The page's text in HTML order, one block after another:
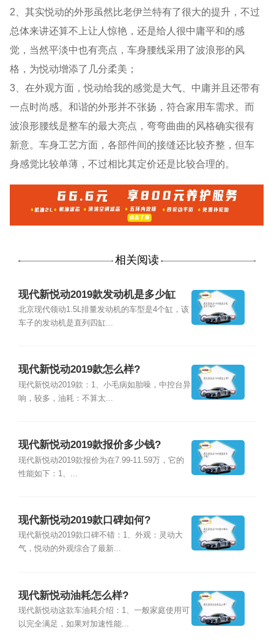
2、其实悦动的外形虽然比老伊兰特有了很大的提升，不过
总体来讲还算不上让人惊艳，还是给人很中庸平和的感
觉，当然平淡中也有亮点，车身腰线采用了波浪形的风
格，为悦动增添了几分柔美；
3、在外观方面，悦动给我的感觉是大气、中庸并且还带有
一点时尚感。和谐的外形并不张扬，符合家用车需求。而
波浪形腰线是整车的最大亮点，弯弯曲曲的风格确实很有
新意。车身工艺方面，各部件间的接缝还比较齐整，但车
身感觉比较单薄，不过相比其定价还是比较合理的。
相关阅读
现代新悦动2019款发动机是多少缸
的?
北京现代领动1.5L排量发动机的车型是4个缸，该
车子的发动机是直列四缸...
现代新悦动2019款怎么样?
现代新悦动2019款：1、小毛病如胎噪，中控台异
响，较多，油耗：不算太...
现代新悦动2019款报价多少钱?
现代新悦动2019款报价为在7.99-11.59万，它的
性能如下：1、...
现代新悦动2019款口碑如何?
现代新悦动2019款口碑不错：1、外观：灵动大
气，悦动的外观综合了最新...
现代新悦动油耗怎么样?
现代新悦动这款车油耗介绍：1、一般家庭使用可
以完全满足，如果对加速性能...